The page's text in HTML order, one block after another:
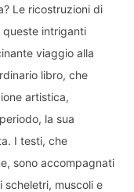
Le ricostruzioni di
queste intriganti
viaggio alla
libro, che
artistica,
la sua
I testi, che
sono accompagnati
muscoli e